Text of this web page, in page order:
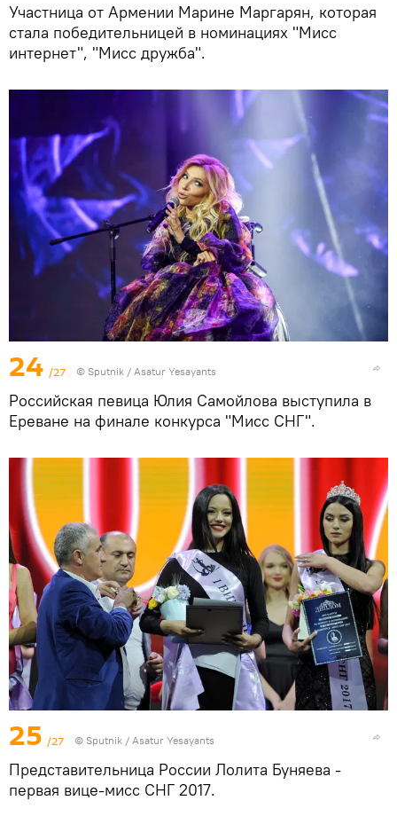
Участница от Армении Марине Маргарян, которая
стала победительницей в номинациях "Мисс
интернет", "Мисс дружба".
24 /27 © Sputnik / Asatur Yesayants
Российская певица Юлия Самойлова выступила в
Ереване на финале конкурса "Мисс СНГ".
25 /27 © Sputnik / Asatur Yesayants
Представительница России Лолита Буняева -
первая вице-мисс СНГ 2017.